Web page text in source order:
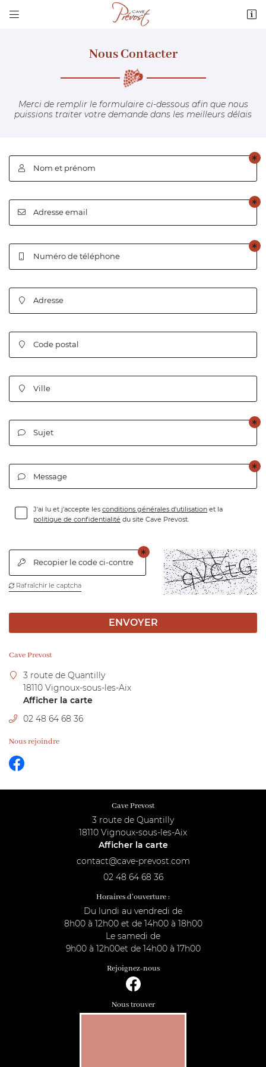

TERROIR
NOS VINS
GALERIE

02 48 64 68
 Adresse email de réception
 Recopier le code ci-contre
Nous Contacter
Merci de remplir le formulaire ci-dessous afin que nous
puissions traiter votre demande dans les meilleurs délais
 Nom et prénom
 Adresse email
Numéro de téléphone
 Adresse
 Code postal
 Ville
 Sujet
 Message
J'ai lu et j'accepte les conditions générales d'utilisation et la
politique de confidentialité du site Cave Prevost.
 Recopier le code ci-contre
 Rafraîchir le captcha
ENVOYER
Cave Prevost
3 route de Quantilly
18110 Vignoux-sous-les-Aix
Afficher la carte
02 48 64 68 36
Nous rejoindre
Cave Prevost
3 route de Quantilly
18110 Vignoux-sous-les-Aix
Afficher la carte
02 48 64 68 36
Horaires d'ouverture :
Du lundi au vendredi de
8h00 à 12h00 et de 14h00 à 18h00
Le samedi de
9h00 à 12h00et de 14h00 à 17h00
Rejoignez-nous
Nous trouver